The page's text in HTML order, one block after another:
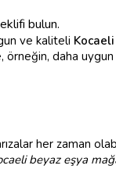
bulun.
ve kaliteli
örneğin, daha
her zaman
beyaz eşya